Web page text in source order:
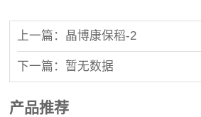
上一篇：晶博康保稻-2
下一篇：暂无数据
产品推荐